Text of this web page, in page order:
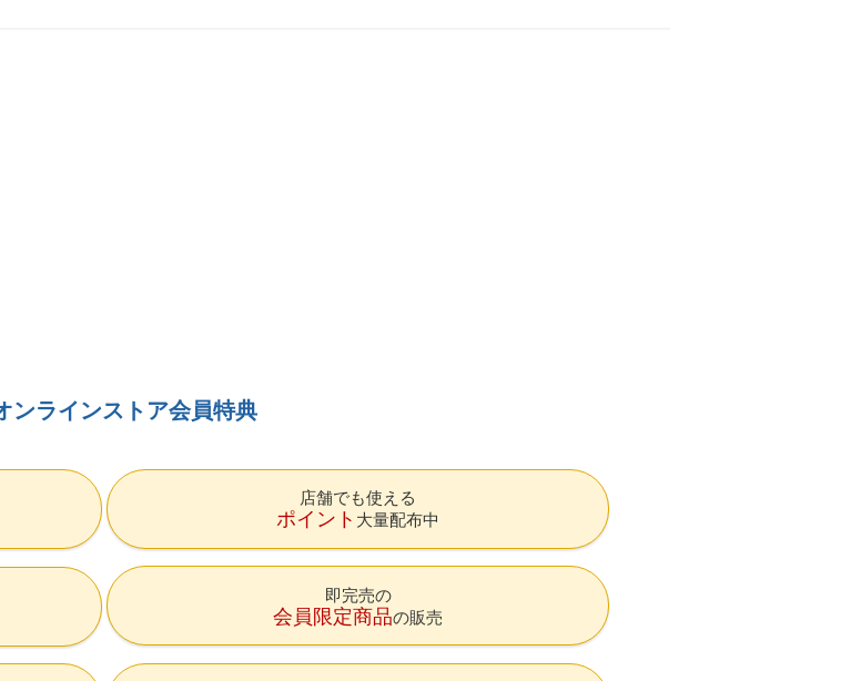
ンラインストア会員特典
店舗でも使える
ポイント 大量配布中
即完売の
会員限定商品の販売